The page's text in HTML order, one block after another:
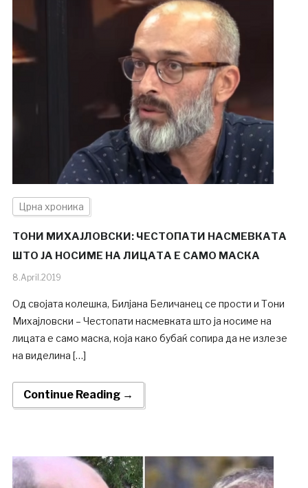
Црна хроника
ТОНИ МИХАЈЛОВСКИ: ЧЕСТОПАТИ НАСМЕВКАТА
ШТО ЈА НОСИМЕ НА ЛИЦАТА Е САМО МАСКА
8.April.2019
Од својата колешка, Билјана Беличанец се прости и Тони
Михајловски – Честопати насмевката што ја носиме на
лицата е само маска, која како бубаќ сопира да не излезе
на виделина […]
Continue Reading →